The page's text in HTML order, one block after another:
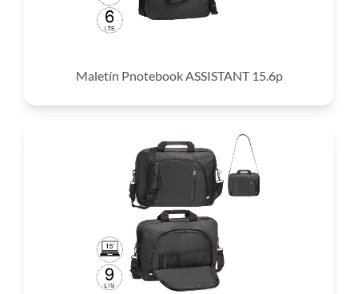
Maletín Pnotebook ASSISTANT 15.6p